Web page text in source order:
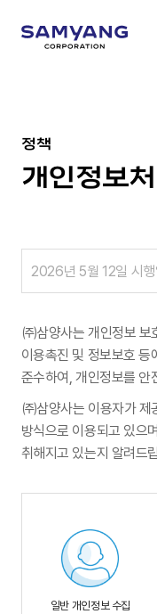
정책
개인정보
2026년 5월 12일 시
㈜삼양사는 개인정보 보
이용촉진 및 정보보호 등
준수하여, 개인정보를 안
㈜삼양사는 이용자가 제
방식으로 이용되고 있으
취해지고 있는지 알려드
일반 개인정보 수집